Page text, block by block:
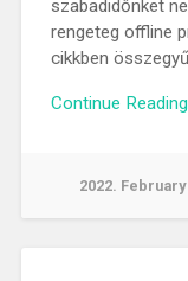
szabadidőnket
rengeteg offline
cikkben
Continue
2022. February